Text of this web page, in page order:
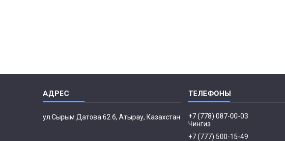
ул.Сырым Датова 62 б, Атырау, Казахстан
+7 (778) 087-00-03
Чингиз
+7 (777) 500-15-49